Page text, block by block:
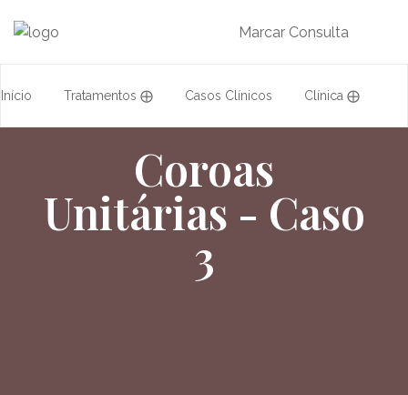
Início Tratamentos ⨁ Casos Clínicos Clínica ⨁
Formação
Marcar Consulta
Coroas
Unitárias - Caso
3